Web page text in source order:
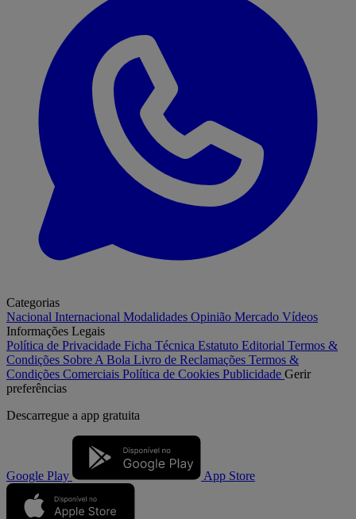
Categorias
Nacional Internacional Modalidades Opinião Mercado Vídeos
Informações Legais
Política de Privacidade Ficha Técnica Estatuto Editorial Termos &
Condições Sobre A Bola Livro de Reclamações Termos &
Condições Comerciais Política de Cookies Publicidade Gerir
preferências
Descarregue a app gratuita
Google Play App Store